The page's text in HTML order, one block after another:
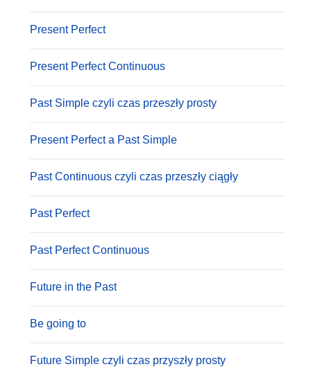
Present Perfect
Present Perfect Continuous
Past Simple czyli czas przeszły prosty
Present Perfect a Past Simple
Past Continuous czyli czas przeszły ciągły
Past Perfect
Past Perfect Continuous
Future in the Past
Be going to
Future Simple czyli czas przyszły prosty